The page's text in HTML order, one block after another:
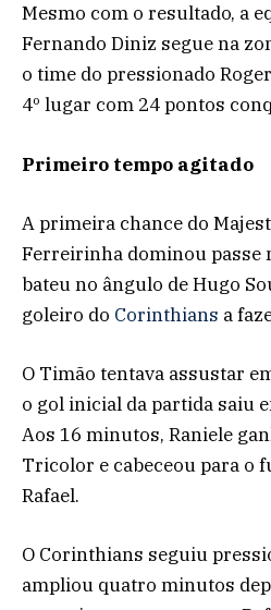
Mesmo com o resultado, a
Fernando Diniz segue na
o time do pressionado
4º lugar com 24 pontos
Primeiro tempo agitado
A primeira chance do
Ferreirinha dominou passe
bateu no ângulo de Hugo
goleiro do Corinthians a
O Timão tentava assustar
o gol inicial da partida saiu
Aos 16 minutos, Raniele
Tricolor e cabeceou para o
Rafael.
O Corinthians seguiu
ampliou quatro minutos